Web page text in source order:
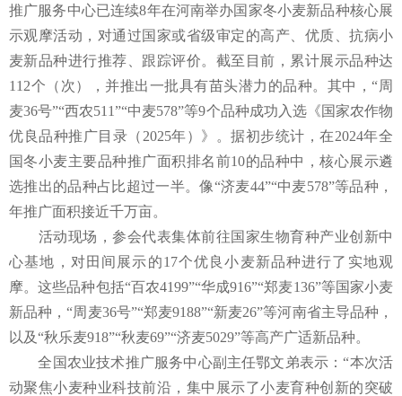
推广服务中心已连续8年在河南举办国家冬小麦新品种核心展
示观摩活动，对通过国家或省级审定的高产、优质、抗病小
麦新品种进行推荐、跟踪评价。截至目前，累计展示品种达
112个（次），并推出一批具有苗头潜力的品种。其中，“周
麦36号”“西农511”“中麦578”等9个品种成功入选《国家农作物
优良品种推广目录（2025年）》。据初步统计，在2024年全
国冬小麦主要品种推广面积排名前10的品种中，核心展示遴
选推出的品种占比超过一半。像“济麦44”“中麦578”等品种，
年推广面积接近千万亩。
活动现场，参会代表集体前往国家生物育种产业创新中
心基地，对田间展示的17个优良小麦新品种进行了实地观
摩。这些品种包括“百农4199”“华成916”“郑麦136”等国家小麦
新品种，“周麦36号”“郑麦9188”“新麦26”等河南省主导品种，
以及“秋乐麦918”“秋麦69”“济麦5029”等高产广适新品种。
全国农业技术推广服务中心副主任鄂文弟表示：“本次活
动聚焦小麦种业科技前沿，集中展示了小麦育种创新的突破